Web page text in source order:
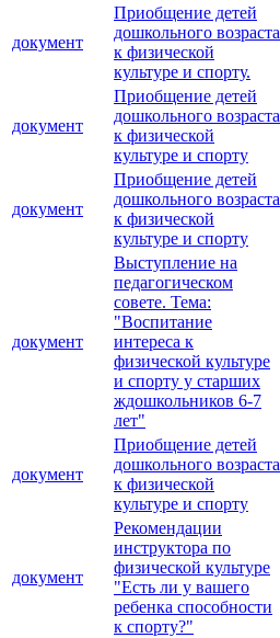
документ
Приобщение детей
дошкольного возраста
к физической
культуре и спорту.
документ
Приобщение детей
дошкольного возраста
к физической
культуре и спорту
документ
Приобщение детей
дошкольного возраста
к физической
культуре и спорту
документ
Выступление на
педагогическом
совете. Тема:
"Воспитание
интереса к
физической культуре
и спорту у старших
ждошкольников 6-7
лет"
документ
Приобщение детей
дошкольного возраста
к физической
культуре и спорту
документ
Рекомендации
инструктора по
физической культуре
"Есть ли у вашего
ребенка способности
к спорту?"